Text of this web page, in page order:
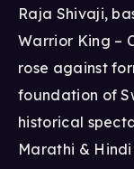
Raja Shivaji,
Warrior King –
rose against
foundation of
historical
Marathi & Hindi